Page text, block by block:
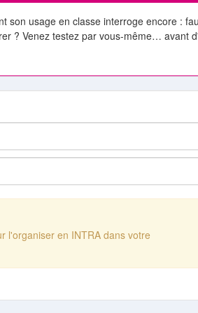
son usage en classe interroge encore :
? Venez testez par vous-même… avant
l'organiser en INTRA dans votre